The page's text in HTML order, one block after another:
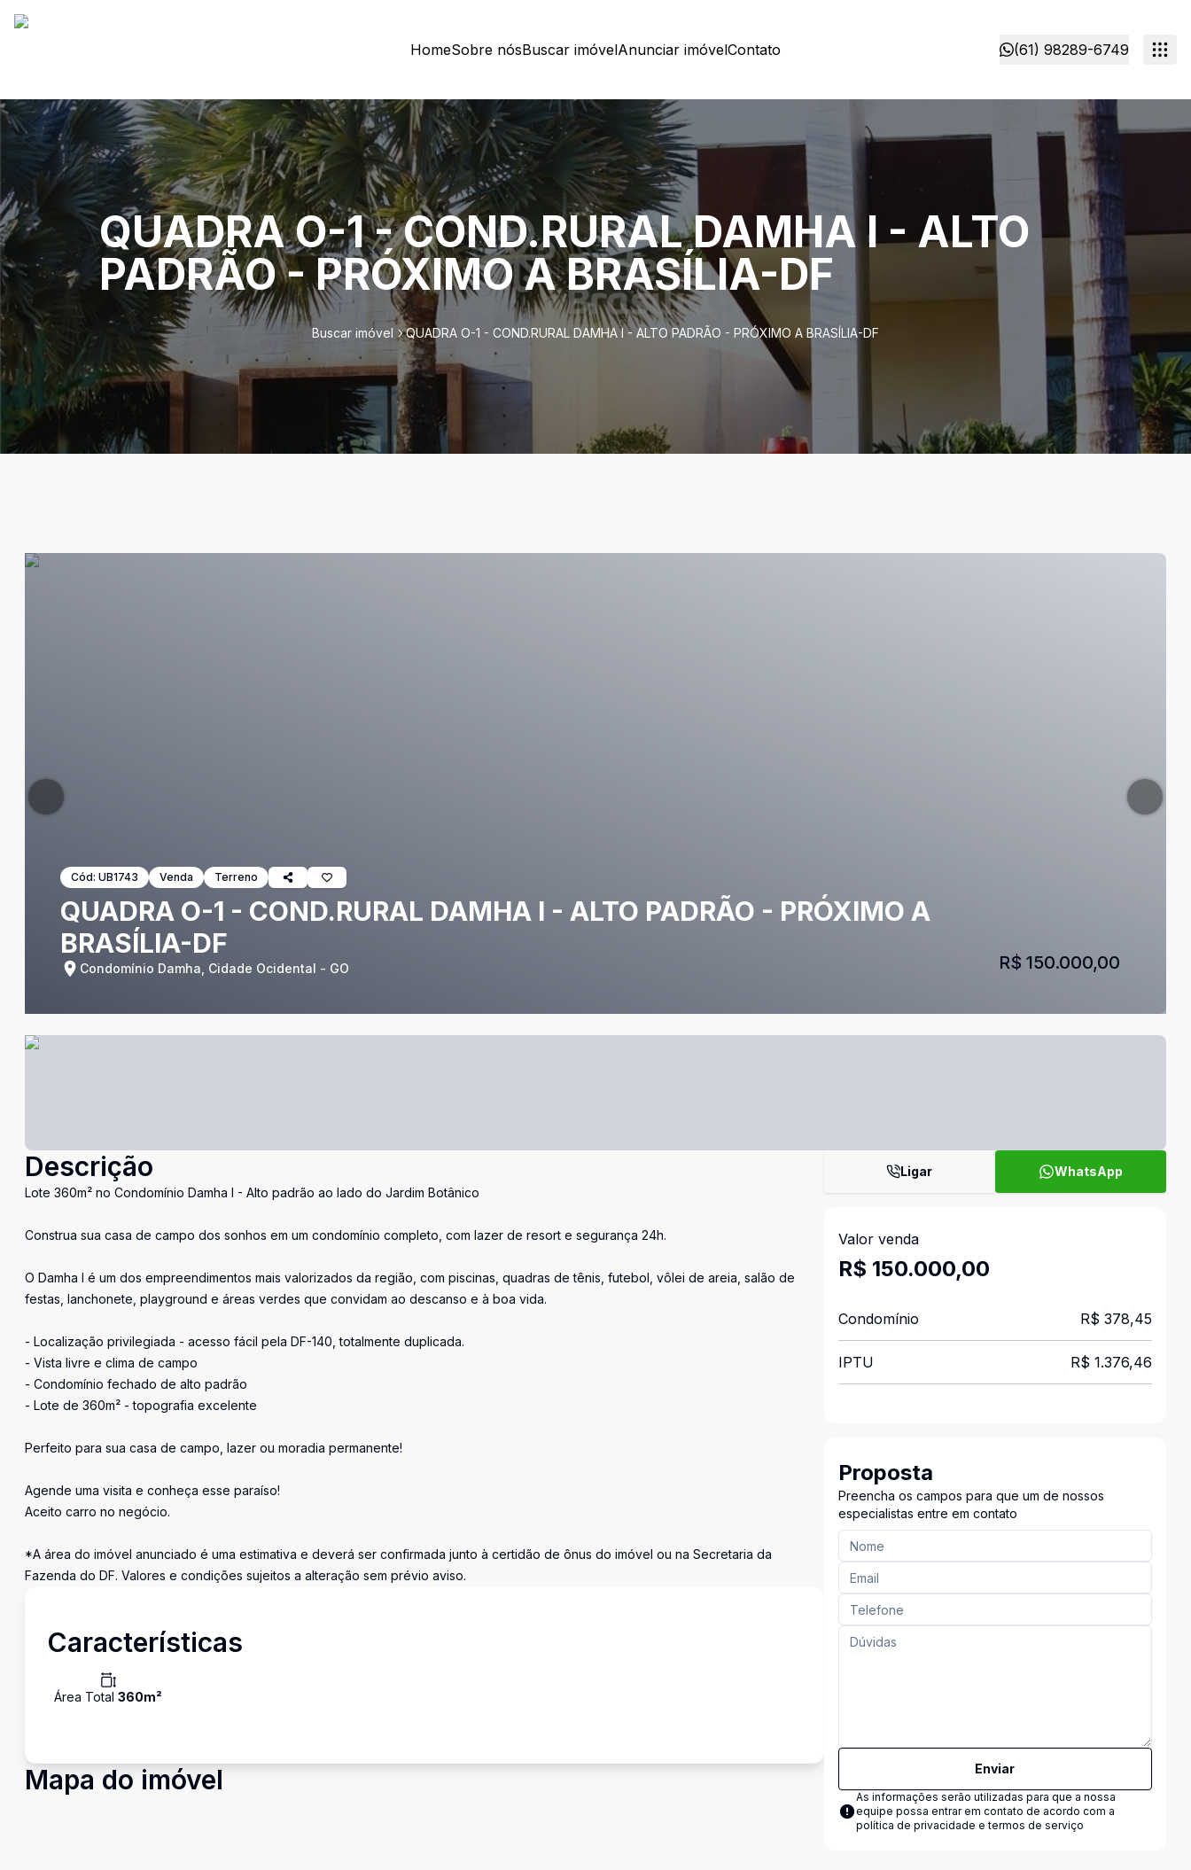
HomeSobre nósBuscar imóvelAnunciar imóvelContato (61) 98289-6749
QUADRA O-1 - COND.RURAL DAMHA I - ALTO
PADRÃO - PRÓXIMO A BRASÍLIA-DF
Buscar imóvel QUADRA O-1 - COND.RURAL DAMHA I - ALTO PADRÃO - PRÓXIMO A BRASÍLIA-DF
Cód: UB1743 Venda Terreno
QUADRA O-1 - COND.RURAL DAMHA I - ALTO PADRÃO - PRÓXIMO A
BRASÍLIA-DF
Condomínio Damha, Cidade Ocidental - GO R$ 150.000,00
Descrição
Lote 360m² no Condomínio Damha I - Alto padrão ao lado do Jardim Botânico
Construa sua casa de campo dos sonhos em um condomínio completo, com lazer de resort e segurança 24h.
O Damha I é um dos empreendimentos mais valorizados da região, com piscinas, quadras de tênis, futebol, vôlei de areia, salão de
festas, lanchonete, playground e áreas verdes que convidam ao descanso e à boa vida.
- Localização privilegiada - acesso fácil pela DF-140, totalmente duplicada.
- Vista livre e clima de campo
- Condomínio fechado de alto padrão
- Lote de 360m² - topografia excelente
Perfeito para sua casa de campo, lazer ou moradia permanente!
Agende uma visita e conheça esse paraíso!
Aceito carro no negócio.
*A área do imóvel anunciado é uma estimativa e deverá ser confirmada junto à certidão de ônus do imóvel ou na Secretaria da
Fazenda do DF. Valores e condições sujeitos a alteração sem prévio aviso.
Características
Área Total 360m²
Mapa do imóvel
Ligar WhatsApp
Valor venda
R$ 150.000,00
Condomínio R$ 378,45
IPTU R$ 1.376,46
Proposta
Preencha os campos para que um de nossos
especialistas entre em contato
Enviar
As informações serão utilizadas para que a nossa
equipe possa entrar em contato de acordo com a
política de privacidade e termos de serviço